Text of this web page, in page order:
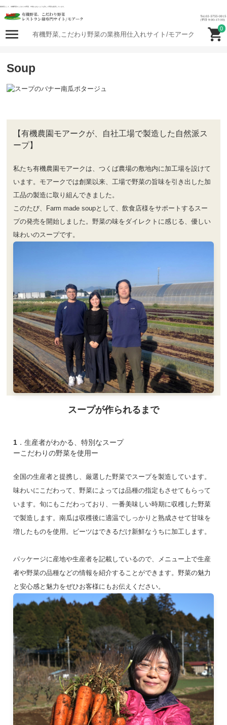
業務用として、有機野菜やこだわりの野菜、市場にはないような珍しい野菜を販売しています。
有機野菜,こだわり野菜の業務用仕入れサイト/モアーク
0
Soup
【有機農園モアークが、自社工場で製造した自然派ス
ープ】
私たち有機農園モアークは、つくば農場の敷地内に加工場を設けて
います。モアークでは創業以来、工場で野菜の旨味を引き出した加
工品の製造に取り組んできました。
このたび、Farm made soupとして、飲食店様をサポートするスー
プの発売を開始しました。野菜の味をダイレクトに感じる、優しい
味わいのスープです。
スープが作られるまで
1．生産者がわかる、特別なスープ
ーこだわりの野菜を使用ー
全国の生産者と提携し、厳選した野菜でスープを製造しています。
味わいにこだわって、野菜によっては品種の指定もさせてもらって
います。旬にもこだわっており、一番美味しい時期に収穫した野菜
で製造します。南瓜は収穫後に適温でしっかりと熟成させて甘味を
増したものを使用。ビーツはできるだけ新鮮なうちに加工します。
パッケージに産地や生産者を記載しているので、メニュー上で生産
者や野菜の品種などの情報を紹介することができます。野菜の魅力
と安心感と魅力をぜひお客様にもお伝えください。